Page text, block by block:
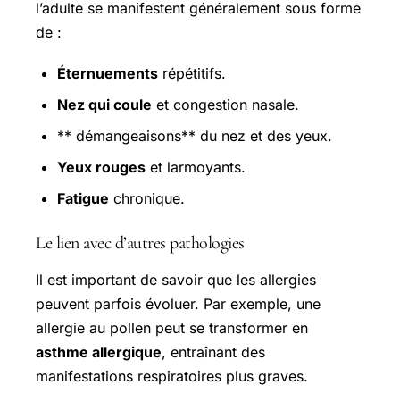
l’adulte se manifestent généralement sous forme
de :
Éternuements répétitifs.
Nez qui coule et congestion nasale.
** démangeaisons** du nez et des yeux.
Yeux rouges et larmoyants.
Fatigue chronique.
Le lien avec d’autres pathologies
Il est important de savoir que les allergies
peuvent parfois évoluer. Par exemple, une
allergie au pollen peut se transformer en
asthme allergique, entraînant des
manifestations respiratoires plus graves.